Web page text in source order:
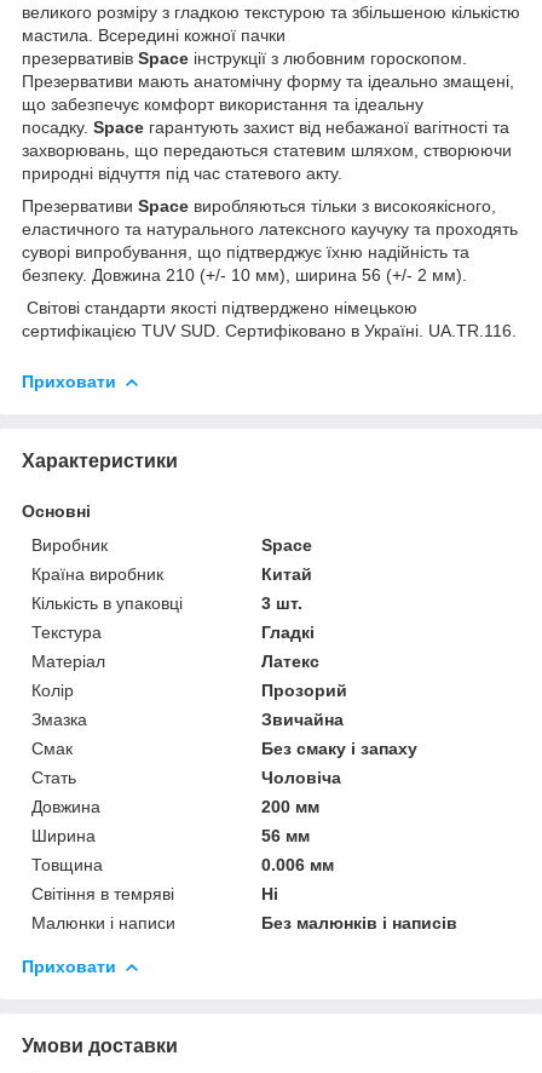
великого розміру з гладкою текстурою та збільшеною кількістю
мастила. Всередині кожної пачки
презервативів Space інструкції з любовним гороскопом.
Презервативи мають анатомічну форму та ідеально змащені,
що забезпечує комфорт використання та ідеальну
посадку. Space гарантують захист від небажаної вагітності та
захворювань, що передаються статевим шляхом, створюючи
природні відчуття під час статевого акту.
Презервативи Space виробляються тільки з високоякісного,
еластичного та натурального латексного каучуку та проходять
суворі випробування, що підтверджує їхню надійність та
безпеку. Довжина 210 (+/- 10 мм), ширина 56 (+/- 2 мм).
Світові стандарти якості підтверджено німецькою
сертифікацією TUV SUD. Сертифіковано в Україні. UA.TR.116.
Приховати
Характеристики
Основні
Виробник
Space
Країна виробник
Китай
Кількість в упаковці
3 шт.
Текстура
Гладкі
Матеріал
Латекс
Колір
Прозорий
Змазка
Звичайна
Смак
Без смаку і запаху
Стать
Чоловіча
Довжина
200 мм
Ширина
56 мм
Товщина
0.006 мм
Світіння в темряві
Ні
Малюнки і написи
Без малюнків і написів
Приховати
Умови доставки